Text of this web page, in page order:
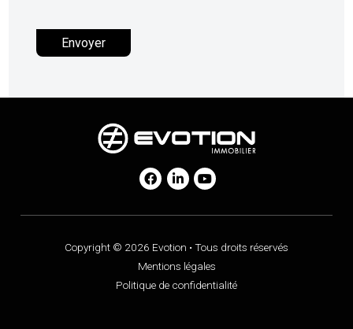
Copyright © 2026 Evotion • Tous droits réservés
Mentions légales
Politique de confidentialité